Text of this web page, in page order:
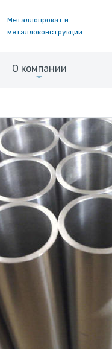
Металлопрокат и
металлоконструкции
О компании